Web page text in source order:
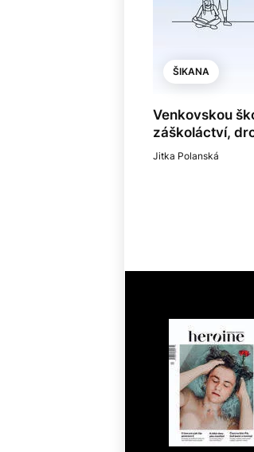
ŠIKANA
Venkovskou
záškoláctví,
Jitka Polanská